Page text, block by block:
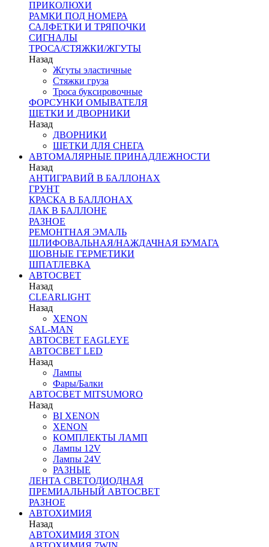
ПРИКОЛЮХИ
РАМКИ ПОД НОМЕРА
САЛФЕТКИ И ТРЯПОЧКИ
СИГНАЛЫ
ТРОСА/СТЯЖКИ/ЖГУТЫ
Назад
Жгуты эластичные
Стяжки груза
Троса буксировочные
ФОРСУНКИ ОМЫВАТЕЛЯ
ЩЕТКИ И ДВОРНИКИ
Назад
ДВОРНИКИ
ЩЕТКИ ДЛЯ СНЕГА
АВТОМАЛЯРНЫЕ ПРИНАДЛЕЖНОСТИ
Назад
АНТИГРАВИЙ В БАЛЛОНАХ
ГРУНТ
КРАСКА В БАЛЛОНАХ
ЛАК В БАЛЛОНЕ
РАЗНОЕ
РЕМОНТНАЯ ЭМАЛЬ
ШЛИФОВАЛЬНАЯ/НАЖДАЧНАЯ БУМАГА
ШОВНЫЕ ГЕРМЕТИКИ
ШПАТЛЕВКА
АВТОСВЕТ
Назад
CLEARLIGHT
Назад
XENON
SAL-MAN
АВТОСВЕТ EAGLEYE
АВТОСВЕТ LED
Назад
Лампы
Фары/Балки
АВТОСВЕТ MITSUMORO
Назад
BI XENON
XENON
КОМПЛЕКТЫ ЛАМП
Лампы 12V
Лампы 24V
РАЗНЫЕ
ЛЕНТА СВЕТОДИОДНАЯ
ПРЕМИАЛЬНЫЙ АВТОСВЕТ
РАЗНОЕ
АВТОХИМИЯ
Назад
АВТОХИМИЯ 3TON